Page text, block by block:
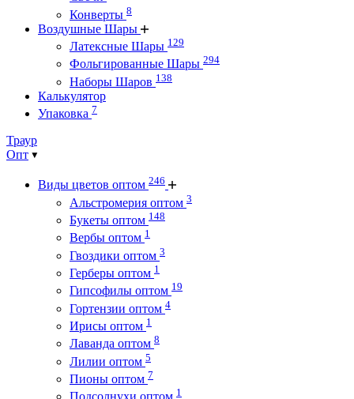
Конверты 8
Воздушные Шары
Латексные Шары 129
Фольгированные Шары 294
Наборы Шаров 138
Калькулятор
Упаковка 7
Траур
Опт
Виды цветов оптом 246
Альстромерия оптом 3
Букеты оптом 148
Вербы оптом 1
Гвоздики оптом 3
Герберы оптом 1
Гипсофилы оптом 19
Гортензии оптом 4
Ирисы оптом 1
Лаванда оптом 8
Лилии оптом 5
Пионы оптом 7
1